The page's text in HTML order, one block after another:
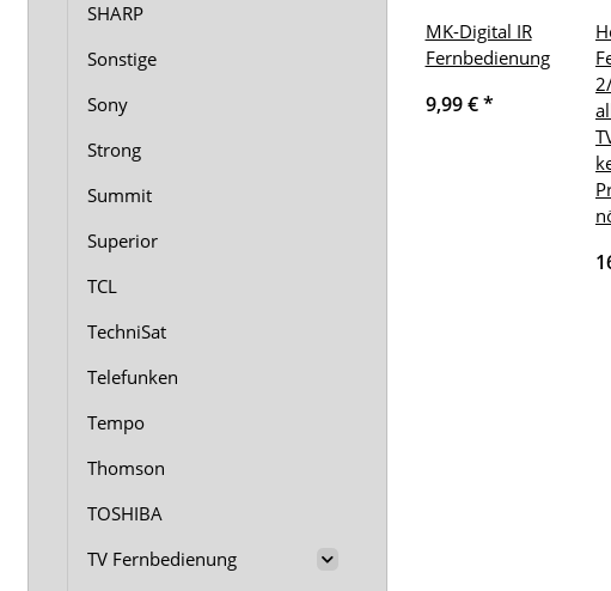
MK-Digital IR
Fernbedienung
9,99 €*
SHARP
Sonstige
Sony
Strong
Summit
Superior
TCL
TechniSat
Telefunken
Tempo
Thomson
TOSHIBA
TV Fernbedienung